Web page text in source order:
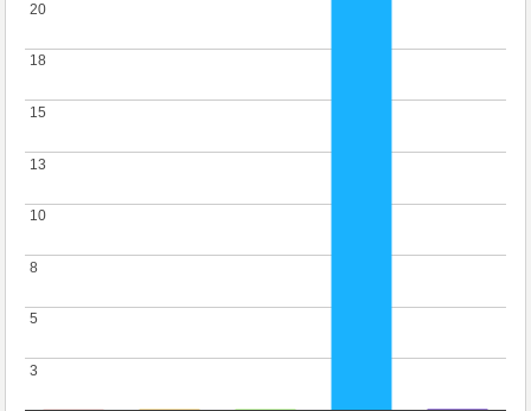
3
3
5
5
8
8
10
10
13
13
15
15
18
18
20
20